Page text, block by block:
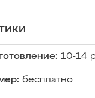
10-14
бесплатно